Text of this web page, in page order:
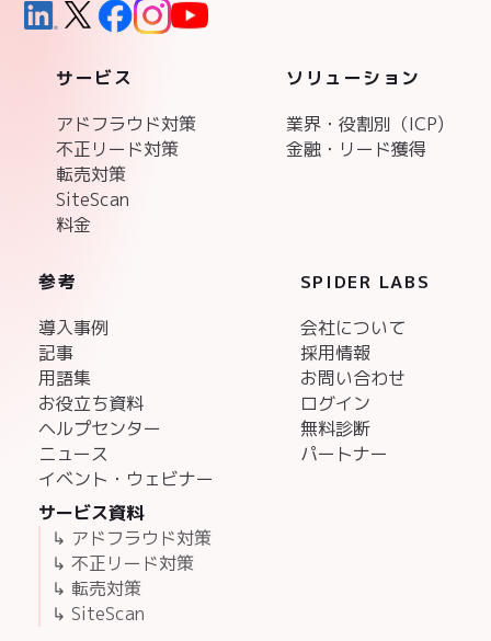
サービス
アドフラウド対策
不正リード対策
転売対策
SiteScan
料金
ソリューション
業界・役割別（ICP)
金融・リード獲得
参考
導入事例
記事
用語集
お役立ち資料
ヘルプセンター
ニュース
イベント・ウェビナー
サービス資料
↳ アドフラウド対策
↳ 不正リード対策
↳ 転売対策
↳ SiteScan
SPIDER LABS
会社について
採用情報
お問い合わせ
ログイン
無料診断
パートナー